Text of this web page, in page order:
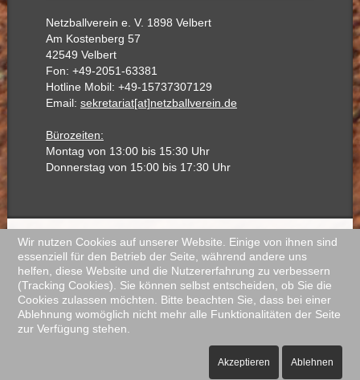
Netzballverein e. V. 1898 Velbert
Am Kostenberg 57
42549 Velbert
Fon: +49-2051-63381
Hotline Mobil: +49-15737307129
Email: sekretariat[at]netzballverein.de
Bürozeiten:
Montag von 13:00 bis 15:30 Uhr
Donnerstag von 15:00 bis 17:30 Uhr
Copyright © 2018 Netzballverein 1898 e.V. Velbert
Wir nutzen Cookies auf unserer Website. Einige von ihnen sind
essenziell für den Betrieb der Seite, während andere uns
helfen, diese Website und die Nutzererfahrung zu verbessern
(Tracking Cookies). Sie können selbst entscheiden, ob Sie die
Cookies zulassen möchten. Bitte beachten Sie, dass bei einer
Ablehnung womöglich nicht mehr alle Funktionalitäten der Seite
zur Verfügung stehen.
Akzeptieren Ablehnen